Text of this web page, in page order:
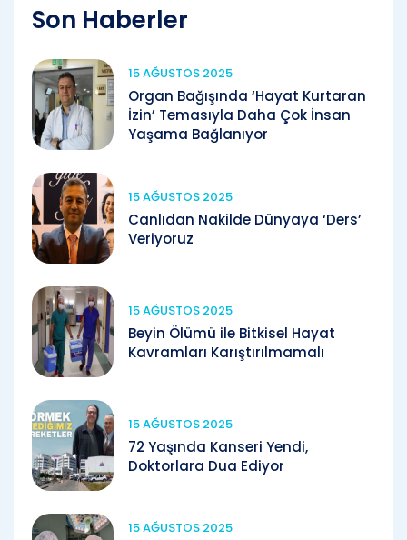
Son Haberler
15 AĞUSTOS 2025
Organ Bağışında ‘Hayat Kurtaran
İzin’ Temasıyla Daha Çok İnsan
Yaşama Bağlanıyor
15 AĞUSTOS 2025
Canlıdan Nakilde Dünyaya ‘Ders’
Veriyoruz
15 AĞUSTOS 2025
Beyin Ölümü ile Bitkisel Hayat
Kavramları Karıştırılmamalı
15 AĞUSTOS 2025
72 Yaşında Kanseri Yendi,
Doktorlara Dua Ediyor
15 AĞUSTOS 2025